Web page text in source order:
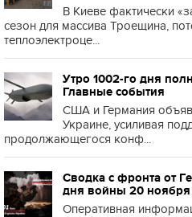
В Киеве фактически
сезон для массива Троещина,
теплоэлектроце...
Утро 1002-го дня
Главные события
США и Германия
Украине, усиливая
продолжающегося конф...
Сводка с фронта от
дня войны 20 ноября
Оперативная